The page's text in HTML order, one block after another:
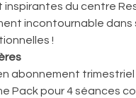
inspirantes du centre
incontournable
!
abonnement
Pack pour 4 séances